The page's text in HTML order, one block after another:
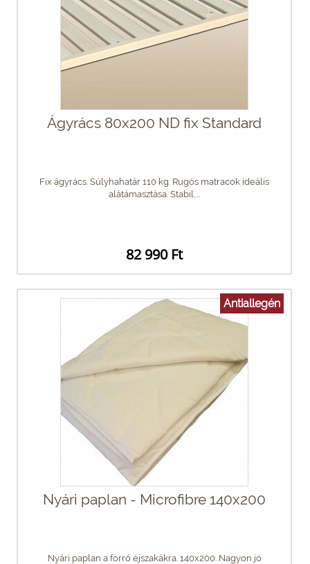
Ágyrács 80x200 ND fix Standard
Fix ágyrács. Súlyhahatár 110 kg. Rugós matracok ideális
alátámasztása. Stabil,...
82 990 Ft
Antiallegén
Nyári paplan - Microfibre 140x200
Nyári paplan a forró éjszakákra. 140x200. Nagyon jó